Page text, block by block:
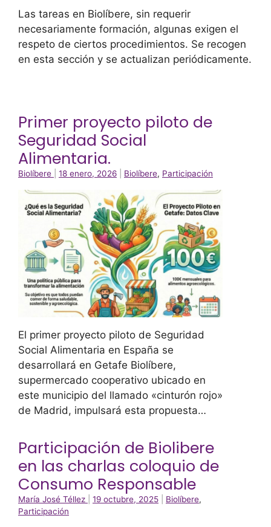
Las tareas en Biolíbere, sin requerir
necesariamente formación, algunas exigen el
respeto de ciertos procedimientos. Se recogen
en esta sección y se actualizan periódicamente.
Primer proyecto piloto de
Seguridad Social
Alimentaria.
Biolíbere 18 enero, 2026 Biolíbere, Participación
El primer proyecto piloto de Seguridad
Social Alimentaria en España se
desarrollará en Getafe Biolíbere,
supermercado cooperativo ubicado en
este municipio del llamado «cinturón rojo»
de Madrid, impulsará esta propuesta…
Participación de Biolibere
en las charlas coloquio de
Consumo Responsable
María José Téllez 19 octubre, 2025 Biolíbere,
Participación